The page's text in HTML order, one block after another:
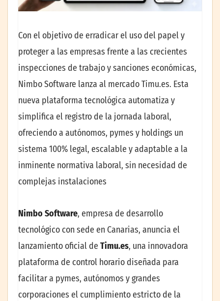
Con el objetivo de erradicar el uso del papel y
proteger a las empresas frente a las crecientes
inspecciones de trabajo y sanciones económicas,
Nimbo Software lanza al mercado Timu.es. Esta
nueva plataforma tecnológica automatiza y
simplifica el registro de la jornada laboral,
ofreciendo a autónomos, pymes y holdings un
sistema 100% legal, escalable y adaptable a la
inminente normativa laboral, sin necesidad de
complejas instalaciones
Nimbo Software, empresa de desarrollo
tecnológico con sede en Canarias, anuncia el
lanzamiento oficial de Timu.es, una innovadora
plataforma de control horario diseñada para
facilitar a pymes, autónomos y grandes
corporaciones el cumplimiento estricto de la